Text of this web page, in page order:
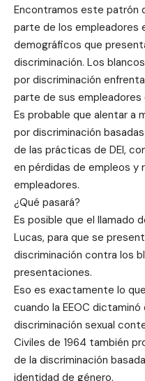
Encontramos este patrón
parte de los empleadores
demográficos que
discriminación. Los
por discriminación
parte de sus
Es probable que alentar a
por discriminación
de las prácticas de DEI,
en pérdidas de empleos y
empleadores.
¿Qué pasará?
Es posible que el llamado
Lucas, para que se
discriminación contra los
presentaciones.
Eso es exactamente lo
cuando la EEOC
discriminación sexual
Civiles de 1964 también
de la discriminación
identidad de género.